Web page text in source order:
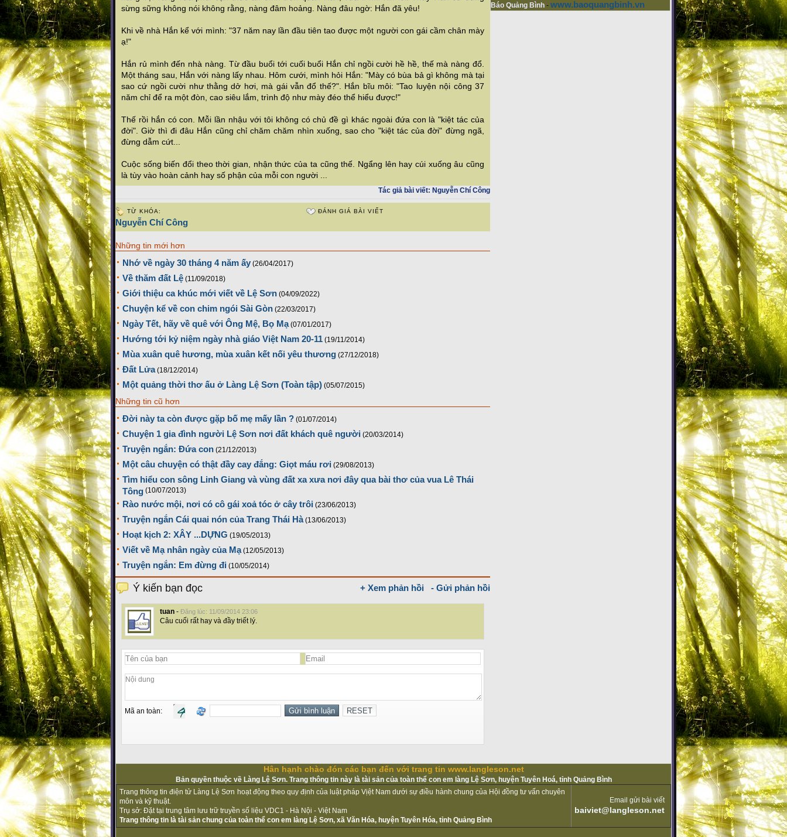
sừng sững không nói không rằng, nàng đâm hoảng. Nàng đâu ngờ: Hắn đã yêu!
Khi về nhà Hắn kể với mình: "37 năm nay lần đầu tiên tao được một người con gái cầm chân mày
ạ!"
Hắn rủ mình đến nhà nàng. Từ đầu buổi tới cuối buổi Hắn chỉ ngồi cười hề hề, thế mà nàng đổ.
Một tháng sau, Hắn với nàng lấy nhau. Hôm cưới, mình hỏi Hắn: "Mày có bùa bả gì không mà tại
sao cứ ngồi cười như thằng dở hơi, mà gái vẫn đổ thế?". Hắn bĩu môi: "Tao luyện nội công 37
năm chỉ để ra một đòn, cao siêu lắm, trình độ như mày đéo thể hiểu được!"
Thế rồi hắn có con. Mỗi lần nhậu với tôi không có chủ đề gì khác ngoài đứa con là "kiệt tác của
đời". Giờ thì đi đâu Hắn cũng chỉ chăm chăm nhìn xuống, sao cho "kiệt tác của đời" đừng ngã,
đừng dẫm cứt...
Cuộc sống biến đổi theo thời gian, nhận thức của ta cũng thế. Ngẩng lên hay cúi xuống âu cũng
là tùy vào hoàn cảnh hay số phận của mỗi con người ...
Tác giả bài viết: Nguyễn Chí Công
TỪ KHÓA:
Nguyễn Chí Công
ĐÁNH GIÁ BÀI VIẾT
Những tin mới hơn
Nhớ về ngày 30 tháng 4 năm ấy (26/04/2017)
Về thăm đất Lệ (11/09/2018)
Giới thiệu ca khúc mới viết về Lệ Sơn (04/09/2022)
Chuyện kể về con chim ngói Sài Gòn (22/03/2017)
Ngày Tết, hãy về quê với Ông Mệ, Bọ Mạ (07/01/2017)
Hướng tới kỷ niệm ngày nhà giáo Việt Nam 20-11 (19/11/2014)
Mùa xuân quê hương, mùa xuân kết nối yêu thương (27/12/2018)
Đất Lửa (18/12/2014)
Một quảng thời thơ ấu ở Làng Lệ Sơn (Toàn tập) (05/07/2015)
Những tin cũ hơn
Đời này ta còn được gặp bố mẹ mấy lần ? (01/07/2014)
Chuyện 1 gia đình người Lệ Sơn nơi đất khách quê người (20/03/2014)
Truyện ngắn: Đứa con (21/12/2013)
Một câu chuyện có thật đầy cay đắng: Giọt máu rơi (29/08/2013)
Tìm hiểu con sông Linh Giang và vùng đất xa xưa nơi đây qua bài thơ của vua Lê Thái
Tông (10/07/2013)
Rào nước mội, nơi có cô gái xoả tóc ở cây trôi (23/06/2013)
Truyện ngắn Cái quai nón của Trang Thái Hà (13/06/2013)
Hoạt kịch 2: XÂY ...DỰNG (19/05/2013)
Viết về Mạ nhân ngày của Mạ (12/05/2013)
Truyện ngắn: Em đừng đi (10/05/2014)
+ Xem phản hồi - Gửi phản hồi
Ý kiến bạn đọc
tuan - Đăng lúc: 11/09/2014 23:06
Câu cuối rất hay và đầy triết lý.
Mã an toàn:
Báo Quảng Bình - www.baoquangbinh.vn
Hân hạnh chào đón các bạn đến với trang tin www.langleson.net
Bản quyền thuộc về Làng Lệ Sơn. Trang thông tin này là tài sản của toàn thể con em làng Lệ Sơn, huyện Tuyên Hoá, tỉnh Quảng Bình
Trang thông tin điện tử Làng Lệ Sơn hoạt động theo quy định của luật pháp Vịệt Nam dưới sự điều hành chung của Hội đồng tư vấn chuyên
môn và kỹ thuật.
Trụ sở: Đặt tại trung tâm lưu trữ truyền số liệu VDC1 - Hà Nội - Việt Nam
Trang thông tin là tài sản chung của toàn thể con em làng Lệ Sơn, xã Văn Hóa, huyện Tuyên Hóa, tỉnh Quảng Bình
Email gửi bài viết
baiviet@langleson.net